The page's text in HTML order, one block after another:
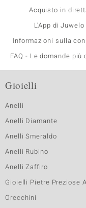
Acquisto in
L'App di Juwelo
Informazioni sulla
FAQ - Le domande più
Gioielli
Anelli
Anelli Diamante
Anelli Smeraldo
Anelli Rubino
Anelli Zaffiro
Gioielli Pietre Preziose
Orecchini